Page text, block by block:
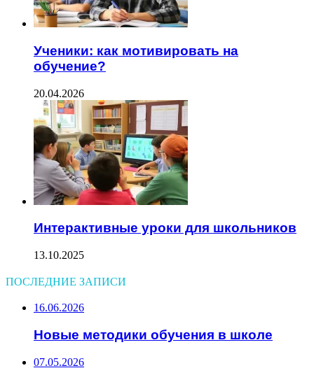
Ученики: как мотивировать на
обучение?
20.04.2026
Интерактивные уроки для школьников
13.10.2025
ПОСЛЕДНИЕ ЗАПИСИ
16.06.2026
Новые методики обучения в школе
07.05.2026